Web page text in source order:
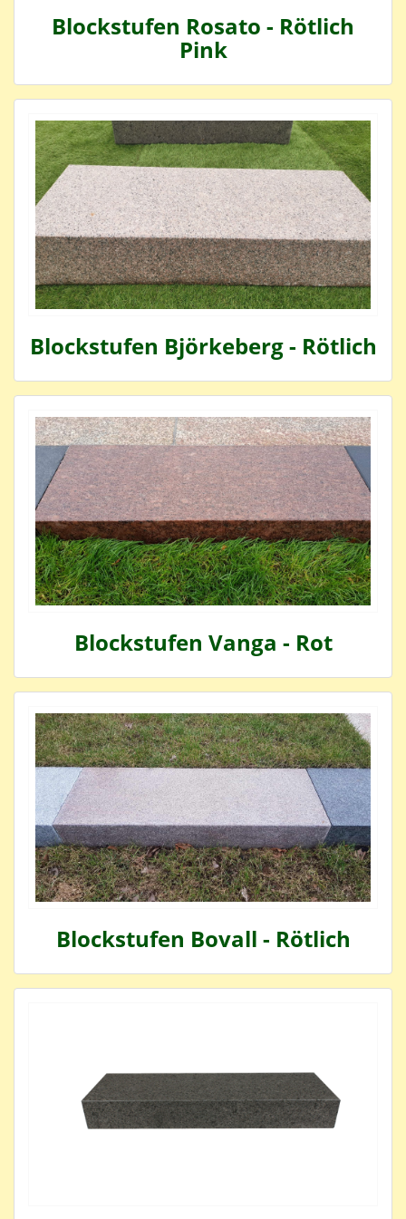
Blockstufen Rosato - Rötlich
Pink
Blockstufen Björkeberg - Rötlich
Blockstufen Vanga - Rot
Blockstufen Bovall - Rötlich